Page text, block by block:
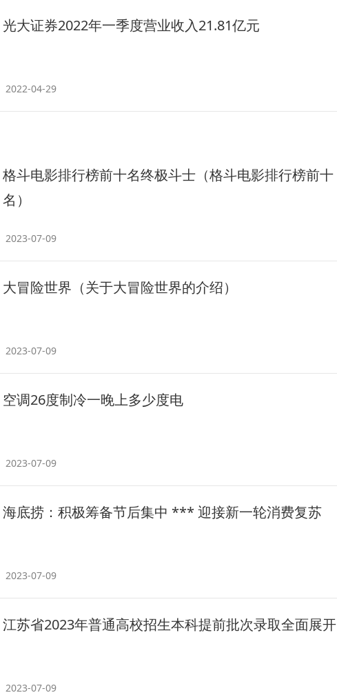
光大证券2022年一季度营业收入21.81亿元
2022-04-29
格斗电影排行榜前十名终极斗士（格斗电影排行榜前十
名）
2023-07-09
大冒险世界（关于大冒险世界的介绍）
2023-07-09
空调26度制冷一晚上多少度电
2023-07-09
海底捞：积极筹备节后集中 *** 迎接新一轮消费复苏
2023-07-09
江苏省2023年普通高校招生本科提前批次录取全面展开
2023-07-09